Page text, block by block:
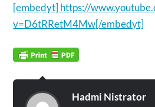
[embedyt] https://
v=D6tRRetM4Mw[/embedyt]
Hadmi Nistrator